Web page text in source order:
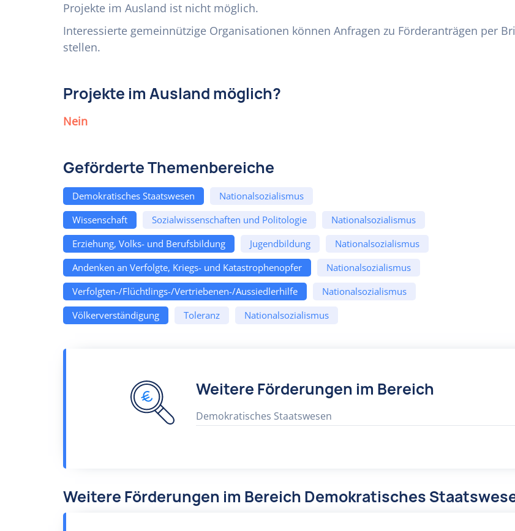
Projekte im Ausland ist nicht möglich.
Interessierte gemeinnützige Organisationen können Anfragen zu Förderanträgen per
stellen.
Projekte im Ausland möglich?
Nein
Geförderte Themenbereiche
Demokratisches Staatswesen
Nationalsozialismus
Wissenschaft
Sozialwissenschaften und Politologie
Nationalsozialismus
Erziehung, Volks- und Berufsbildung
Jugendbildung
Nationalsozialismus
Andenken an Verfolgte, Kriegs- und Katastrophenopfer
Nationalsozialismus
Verfolgten-/Flüchtlings-/Vertriebenen-/Aussiedlerhilfe
Nationalsozialismus
Völkerverständigung
Toleranz Nationalsozialismus
Weitere Förderungen im Bereich
Demokratisches Staatswesen
Weitere Förderungen im Bereich Demokratisches